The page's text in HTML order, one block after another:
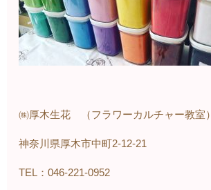
㈱厚木生花 （フラワーカルチャー教室）
神奈川県厚木市中町2-12-21
TEL：046-221-0952